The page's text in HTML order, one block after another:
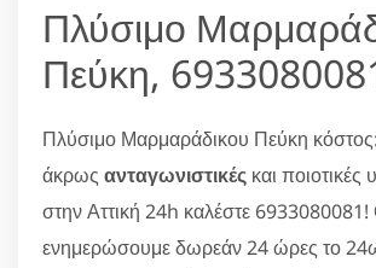
Πλύσιμο
Πεύκη,
Πλύσιμο Μαρμαράδικου Πεύκη
άκρως ανταγωνιστικές και ποιοτικές
στην Αττική 24h καλέστε
ενημερώσουμε δωρεάν 24 ώρες το